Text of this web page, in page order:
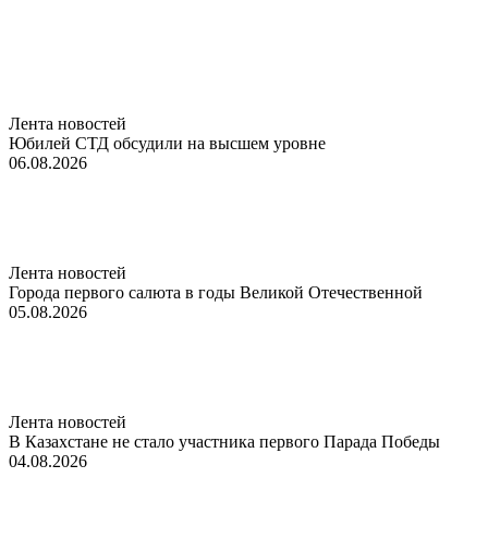
Лента новостей
Юбилей СТД обсудили на высшем уровне
06.08.2026
Лента новостей
Города первого салюта в годы Великой Отечественной
05.08.2026
Лента новостей
В Казахстане не стало участника первого Парада Победы
04.08.2026